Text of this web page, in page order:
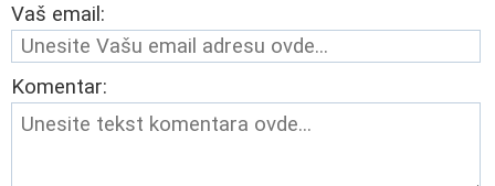
Vaš email:
Komentar: